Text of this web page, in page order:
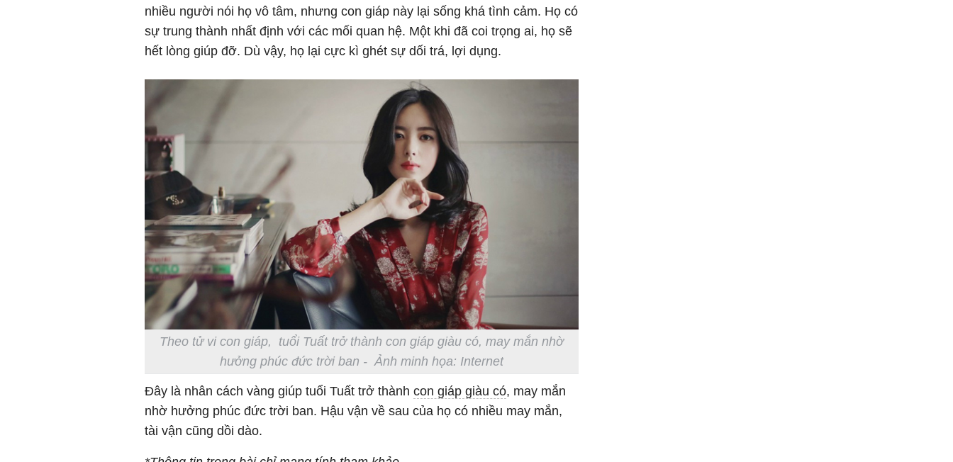
nhiều người nói họ vô tâm, nhưng con giáp này lại sống khá tình cảm. Họ có
sự trung thành nhất định với các mối quan hệ. Một khi đã coi trọng ai, họ sẽ
hết lòng giúp đỡ. Dù vậy, họ lại cực kì ghét sự dối trá, lợi dụng.
Theo tử vi con giáp, tuổi Tuất trở thành con giáp giàu có, may mắn nhờ
hưởng phúc đức trời ban - Ảnh minh họa: Internet
Đây là nhân cách vàng giúp tuổi Tuất trở thành con giáp giàu có, may mắn
nhờ hưởng phúc đức trời ban. Hậu vận về sau của họ có nhiều may mắn,
tài vận cũng dồi dào.